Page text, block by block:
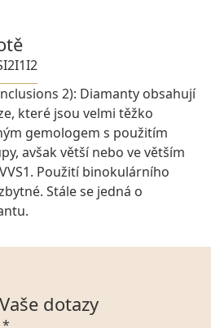
I1I2
2): Diamanty obsahují
které jsou velmi těžko
gemologem s použitím
avšak větší nebo ve větším
Použití binokulárního
Stále se jedná o
dotazy